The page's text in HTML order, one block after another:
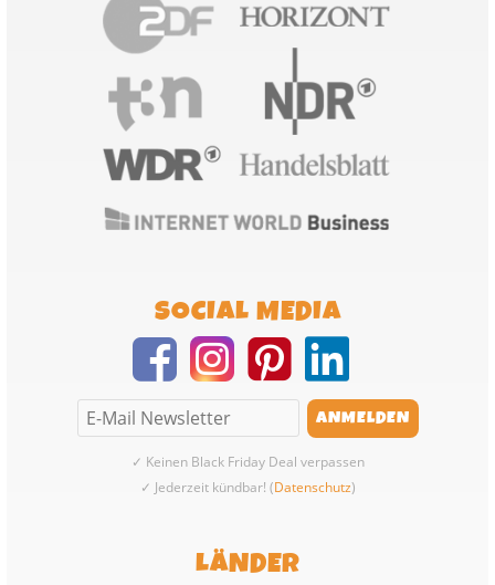
SOCIAL MEDIA
✓ Keinen Black Friday Deal verpassen
✓ Jederzeit kündbar! (Datenschutz)
LÄNDER